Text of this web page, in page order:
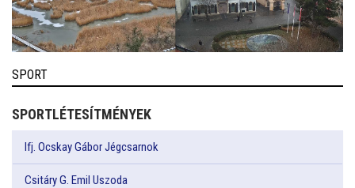
SPORT
SPORTLÉTESÍTMÉNYEK
Ifj. Ocskay Gábor Jégcsarnok
Csitáry G. Emil Uszoda